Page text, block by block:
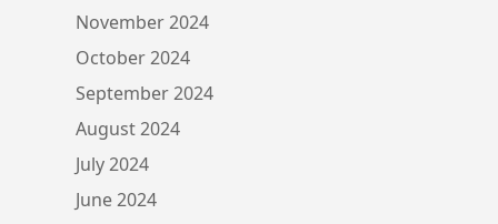
November 2024
October 2024
September 2024
August 2024
July 2024
June 2024